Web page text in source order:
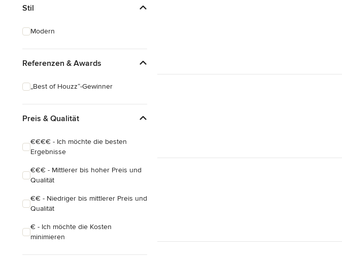
Garagenbau
Hauserweiterungen
Alle anzeigen
Stil
Modern
Referenzen & Awards
„Best of Houzz“-Gewinner
Preis & Qualität
€€€€ - Ich möchte die besten
Ergebnisse
€€€ - Mittlerer bis hoher Preis und
Qualität
€€ - Niedriger bis mittlerer Preis und
Qualität
€ - Ich möchte die Kosten
minimieren